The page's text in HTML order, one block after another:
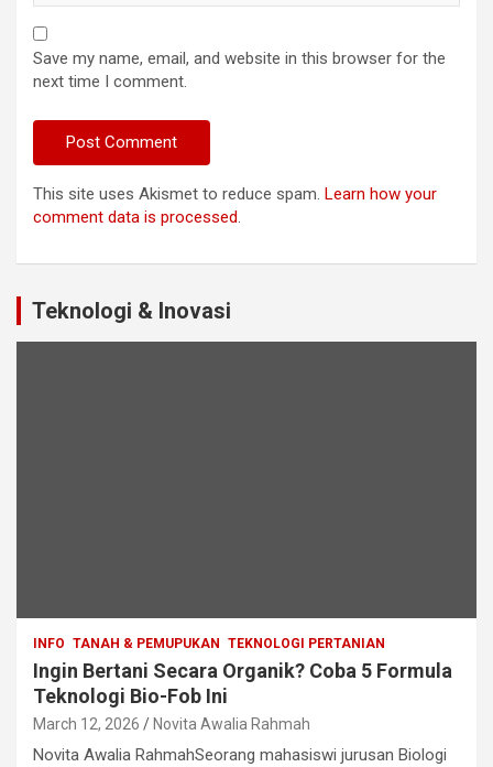
Save my name, email, and website in this browser for the
next time I comment.
This site uses Akismet to reduce spam. Learn how your
comment data is processed.
Teknologi & Inovasi
INFO TANAH & PEMUPUKAN TEKNOLOGI PERTANIAN
Ingin Bertani Secara Organik? Coba 5 Formula
Teknologi Bio-Fob Ini
March 12, 2026 Novita Awalia Rahmah
Novita Awalia RahmahSeorang mahasiswi jurusan Biologi